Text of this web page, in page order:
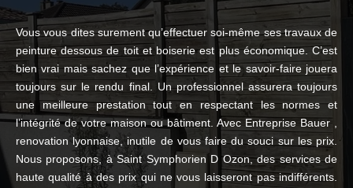
Vous vous dites surement qu’effectuer soi-même ses travaux de
peinture dessous de toit et boiserie est plus économique. C’est
bien vrai mais sachez que l’expérience et le savoir-faire jouera
toujours sur le rendu final. Un professionnel assurera toujours
une meilleure prestation tout en respectant les normes et
l’intégrité de votre maison ou bâtiment. Avec Entreprise Bauer ,
renovation lyonnaise, inutile de vous faire du souci sur les prix.
Nous proposons, à Saint Symphorien D Ozon, des services de
haute qualité à des prix qui ne vous laisseront pas indifférents.